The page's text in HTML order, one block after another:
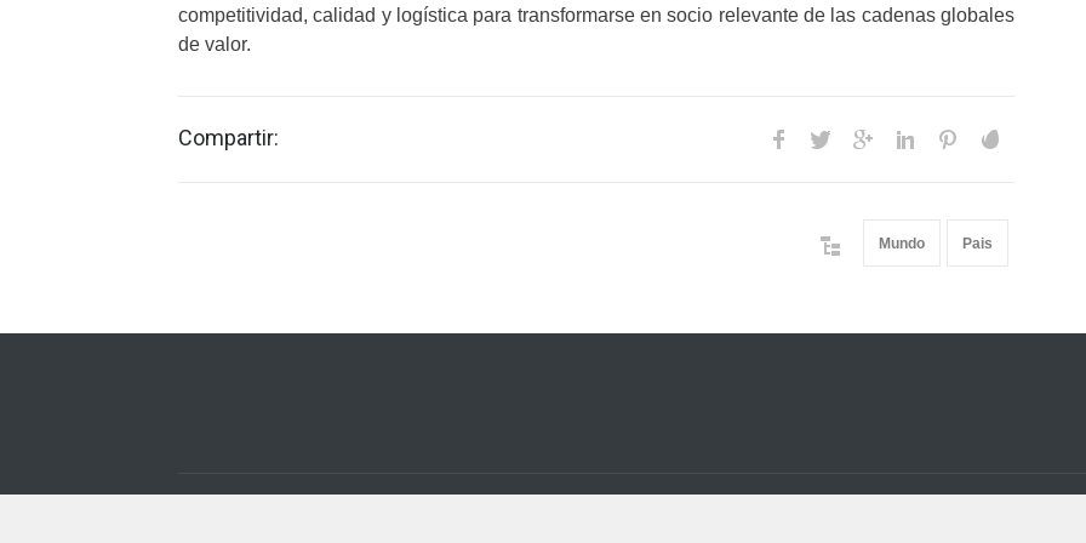
competitividad, calidad y logística para transformarse en socio relevante de las cadenas globales
de valor.
Compartir:
Mundo Pais